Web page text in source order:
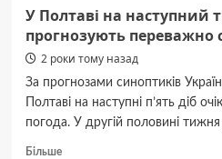
У Полтаві на наступний
прогнозують переважно
2 роки тому назад
За прогнозами синоптиків
Полтаві на наступні п’ять діб
погода. У другій половині
БільшеДокладніше